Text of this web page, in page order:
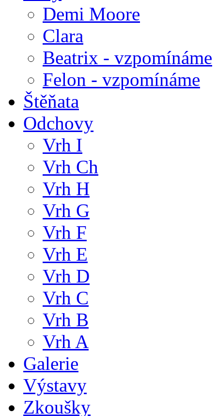
Demi Moore
Clara
Beatrix - vzpomínáme
Felon - vzpomínáme
Štěňata
Odchovy
Vrh I
Vrh Ch
Vrh H
Vrh G
Vrh F
Vrh E
Vrh D
Vrh C
Vrh B
Vrh A
Galerie
Výstavy
Zkoušky